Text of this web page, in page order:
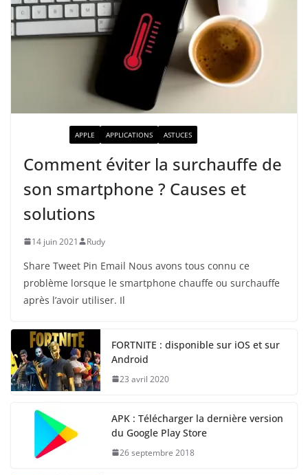
APPLE APPLICATIONS ASTUCES
Comment éviter la surchauffe de
son smartphone ? Causes et
solutions
14 juin 2021 Rudy
Share Tweet Pin Email Nous avons tous connu ce
problème lorsque le smartphone chauffe ou surchauffe
après l’avoir utiliser. Il
FORTNITE : disponible sur iOS et sur
Android
23 avril 2020
APK : Télécharger la dernière version
du Google Play Store
26 septembre 2018